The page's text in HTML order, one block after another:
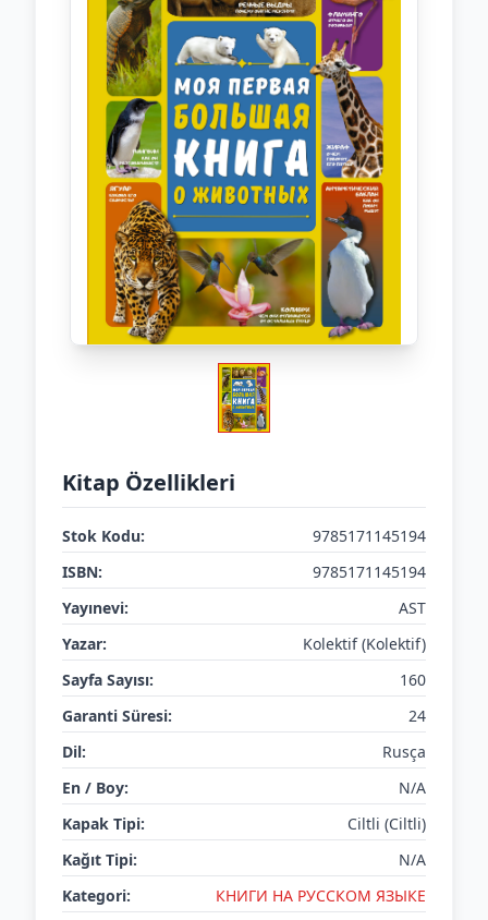
Kitap Özellikleri
Stok Kodu:
9785171145194
ISBN:
9785171145194
Yayınevi:
AST
Yazar:
Kolektif (Kolektif)
Sayfa Sayısı:
160
Garanti Süresi:
24
Dil:
Rusça
En / Boy:
N/A
Kapak Tipi:
Ciltli (Ciltli)
Kağıt Tipi:
N/A
Kategori:
КНИГИ НА РУССКОМ ЯЗЫКЕ